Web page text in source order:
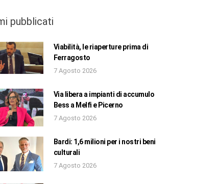
pubblicati
Viabilità, le riaperture prima di
Ferragosto
7 Agosto 2026
Via libera a impianti di accumulo
Bess a Melfi e Picerno
7 Agosto 2026
Bardi: 1,6 milioni per i nostri beni
culturali
7 Agosto 2026